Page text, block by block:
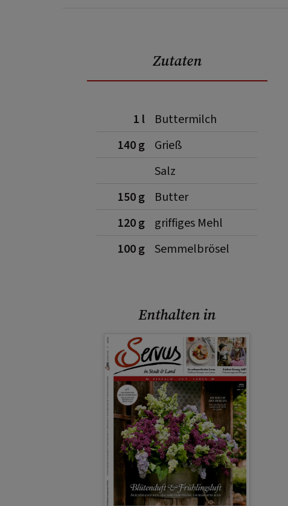
Zutaten
1 l
Buttermilch
140 g
Grieß
Salz
150 g
Butter
120 g
griffiges Mehl
100 g Semmelbrösel
Enthalten in